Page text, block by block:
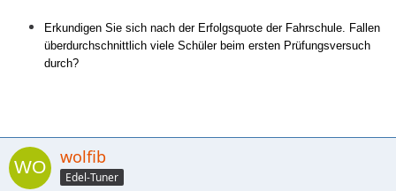
Erkundigen Sie sich nach der Erfolgsquote der Fahrschule. Fallen
überdurchschnittlich viele Schüler beim ersten Prüfungsversuch
durch?
wolfib
Edel-Tuner